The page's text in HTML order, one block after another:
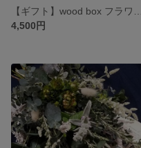
4,500円